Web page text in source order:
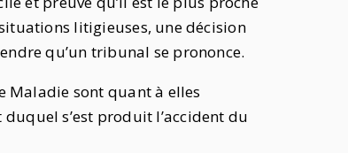
litigieuses, une décision
qu’un tribunal se prononce.
Maladie sont quant à elles
s’est produit l’accident du